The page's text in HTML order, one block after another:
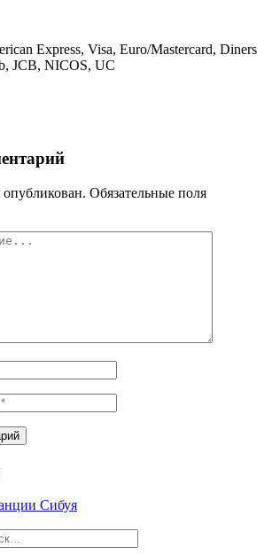
Express, Visa, Euro/Mastercard, Diners
JCB, NICOS, UC
Обязательные поля
Сибуя